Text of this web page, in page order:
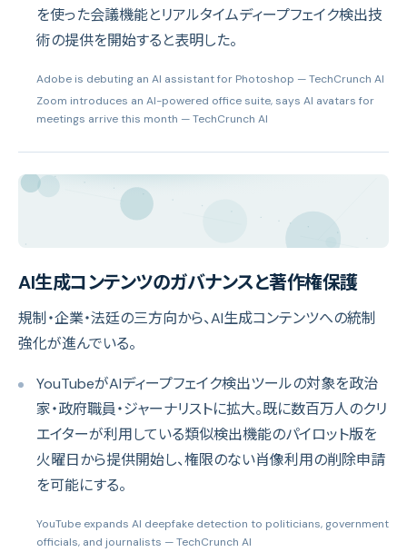
を使った会議機能とリアルタイムディープフェイク検出技
術の提供を開始すると表明した。
Adobe is debuting an AI assistant for Photoshop — TechCrunch AI
Zoom introduces an AI-powered office suite, says AI avatars for
meetings arrive this month — TechCrunch AI
AI生成コンテンツのガバナンスと著作権保護
規制・企業・法廷の三方向から、AI生成コンテンツへの統制
強化が進んでいる。
YouTubeがAIディープフェイク検出ツールの対象を政治
家・政府職員・ジャーナリストに拡大。既に数百万人のクリ
エイターが利用している類似検出機能のパイロット版を
火曜日から提供開始し、権限のない肖像利用の削除申請
を可能にする。
YouTube expands AI deepfake detection to politicians, government
officials, and journalists — TechCrunch AI